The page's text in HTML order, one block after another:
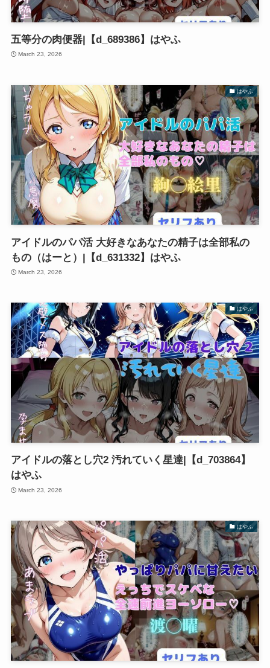
五等分の肉便器|【d_689386】はやふ
March 23, 2026
はやふ
アイドルのパパ活 大好きなあなたの精子は全部私の
もの（はーと）|【d_631332】はやふ
March 23, 2026
はやふ
アイドルの落とし穴2 汚れていく星達|【d_703864】
はやふ
March 23, 2026
はやふ